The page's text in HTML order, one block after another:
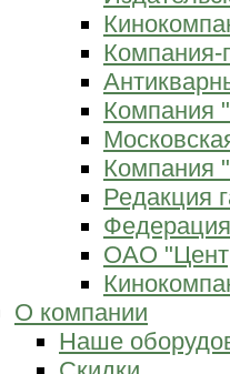
Компания-
Компания
Компания
Редакция
ОАО
О компании
Наше